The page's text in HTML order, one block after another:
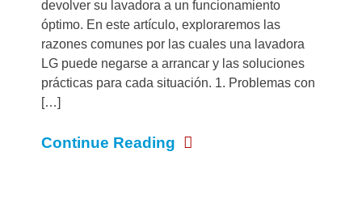
devolver su lavadora a un funcionamiento
óptimo. En este artículo, exploraremos las
razones comunes por las cuales una lavadora
LG puede negarse a arrancar y las soluciones
prácticas para cada situación. 1. Problemas con
[…]
Continue Reading